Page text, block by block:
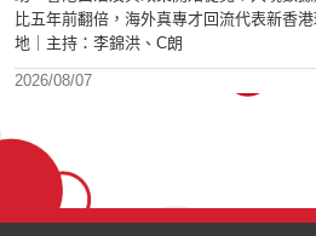
比五年前翻倍，海外真專才回流代表新香
地｜主持：李錦洪、C朗
2026/08/07